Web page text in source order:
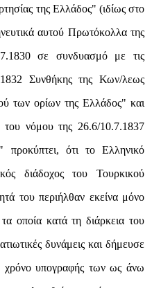
της Ελλάδος" (ιδίως στο
αυτού Πρωτόκολλα της
σε συνδυασμό με τις
Συνθήκης της Κων/λεως
των ορίων της Ελλάδος" και
του νόμου της 26.6/10.7.1837
προκύπτει, ότι το Ελληνικό
διάδοχος του Τουρκικού
του περιήλθαν εκείνα μόνο
οποία κατά τη διάρκεια του
δυνάμεις και δήμευσε
χρόνο υπογραφής των ως άνω